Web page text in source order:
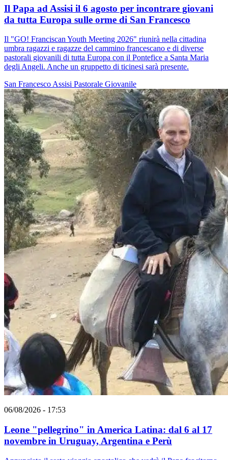
Il Papa ad Assisi il 6 agosto per incontrare giovani
da tutta Europa sulle orme di San Francesco
Il "GO! Franciscan Youth Meeting 2026" riunirà nella cittadina
umbra ragazzi e ragazze del cammino francescano e di diverse
pastorali giovanili di tutta Europa con il Pontefice a Santa Maria
degli Angeli. Anche un gruppetto di ticinesi sarà presente.
San FrancescoAssisi Pastorale Giovanile
06/08/2026 - 17:53
Leone "pellegrino" in America Latina: dal 6 al 17
novembre in Uruguay, Argentina e Perù